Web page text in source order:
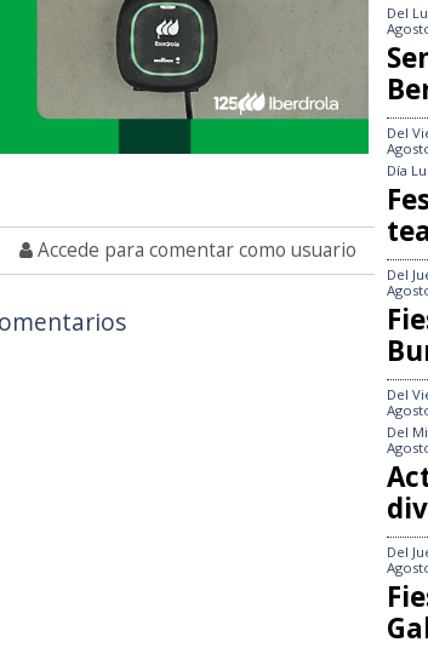
Accede para comentar como usuario
Del
Del
Día
Del
Del
Del
Del